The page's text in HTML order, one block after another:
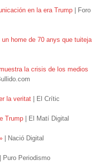
en la era Trump | Foro
home de 70 anys que tuiteja
la crisis de los medios
la veritat | El Crític
Trump | El Matí Digital
| Nació Digital
| Puro Periodismo